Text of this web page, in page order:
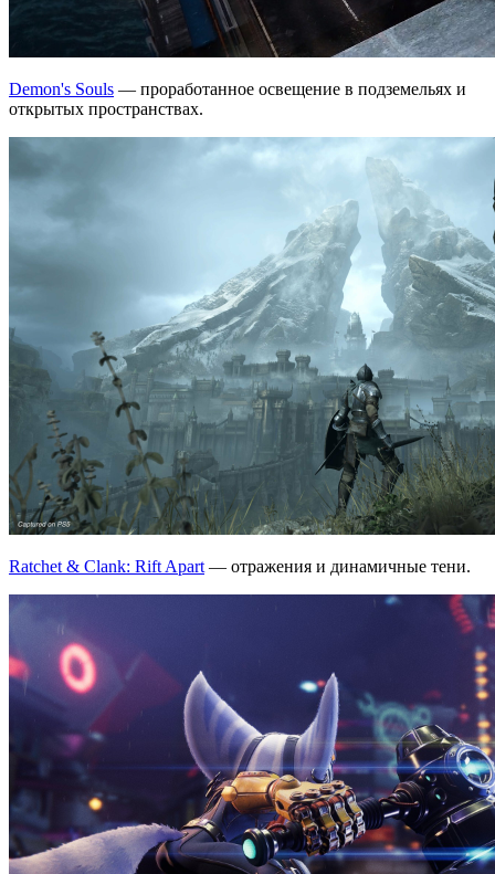
Demon's Souls — проработанное освещение в подземельях и
открытых пространствах.
Ratchet & Clank: Rift Apart — отражения и динамичные тени.